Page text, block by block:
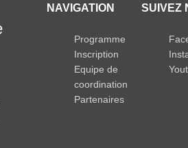
NAVIGATION
Programme
Inscription
Equipe de
coordination
Partenaires
SUIVEZ